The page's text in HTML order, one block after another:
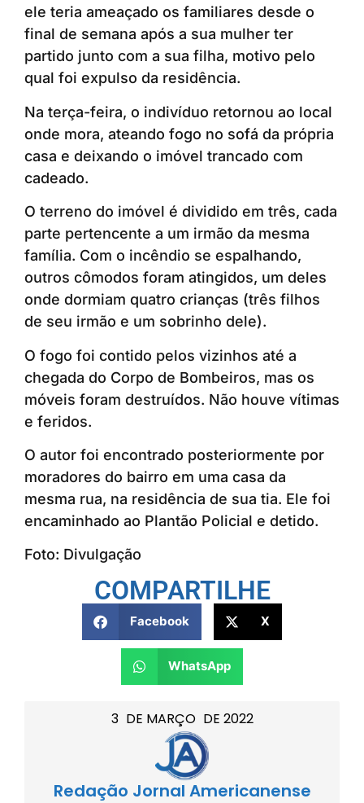
3 DE MARÇO DE 2022
Redação Jornal Americanense
ele teria ameaçado os familiares desde o
final de semana após a sua mulher ter
partido junto com a sua filha, motivo pelo
qual foi expulso da residência.
Na terça-feira, o indivíduo retornou ao local
onde mora, ateando fogo no sofá da própria
casa e deixando o imóvel trancado com
cadeado.
O terreno do imóvel é dividido em três, cada
parte pertencente a um irmão da mesma
família. Com o incêndio se espalhando,
outros cômodos foram atingidos, um deles
onde dormiam quatro crianças (três filhos
de seu irmão e um sobrinho dele).
O fogo foi contido pelos vizinhos até a
chegada do Corpo de Bombeiros, mas os
móveis foram destruídos. Não houve vítimas
e feridos.
O autor foi encontrado posteriormente por
moradores do bairro em uma casa da
mesma rua, na residência de sua tia. Ele foi
encaminhado ao Plantão Policial e detido.
Foto: Divulgação
COMPARTILHE
Facebook X
WhatsApp